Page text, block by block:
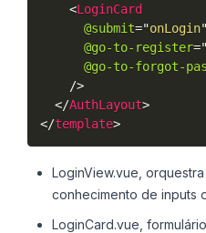
<LoginCard
@submit="onLogin"
@go-to-register="
@go-to-forgot-
/>
</AuthLayout>
</template>
LoginView.vue,
conhecimento de inputs
LoginCard.vue,